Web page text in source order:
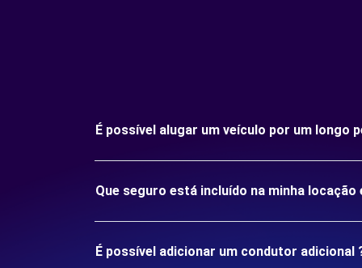
É possível alugar um veículo por um longo
Que seguro está incluído na minha locação
É possível adicionar um condutor adicional